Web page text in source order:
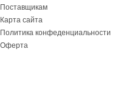
Поставщикам
Карта сайта
Политика конфеденциальности
Оферта